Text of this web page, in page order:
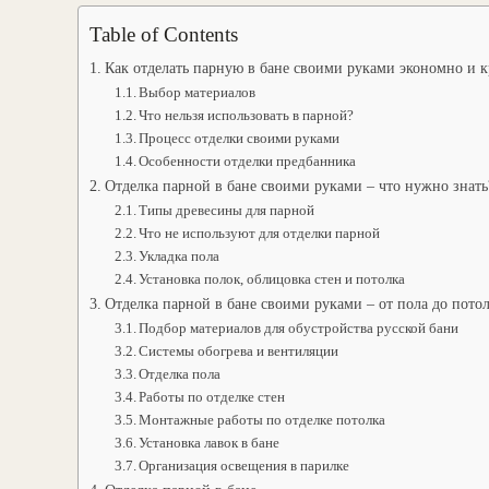
Table of Contents
Как отделать парную в бане своими руками экономно и
Выбор материалов
Что нельзя использовать в парной?
Процесс отделки своими руками
Особенности отделки предбанника
Отделка парной в бане своими руками – что нужно
Типы древесины для парной
Что не используют для отделки парной
Укладка пола
Установка полок, облицовка стен и потолка
Отделка парной в бане своими руками – от пола до
Подбор материалов для обустройства русской бани
Системы обогрева и вентиляции
Отделка пола
Работы по отделке стен
Монтажные работы по отделке потолка
Установка лавок в бане
Организация освещения в парилке